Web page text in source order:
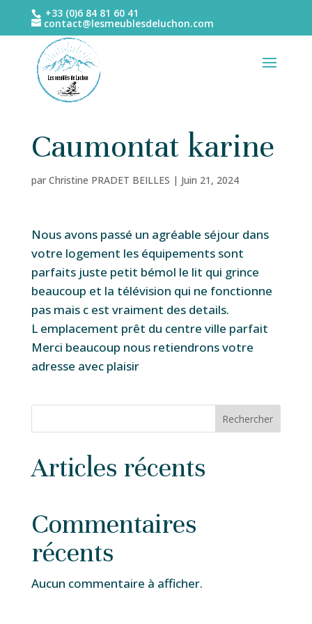
+33 (0)6 84 81 60 41
contact@lesmeublesdeluchon.com
Caumontat karine
par Christine PRADET BEILLES | Juin 21, 2024
Nous avons passé un agréable séjour dans
votre logement les équipements sont
parfaits juste petit bémol le lit qui grince
beaucoup et la télévision qui ne fonctionne
pas mais c est vraiment des details.
L emplacement prêt du centre ville parfait
Merci beaucoup nous retiendrons votre
adresse avec plaisir
Rechercher
Articles récents
Commentaires
récents
Aucun commentaire à afficher.